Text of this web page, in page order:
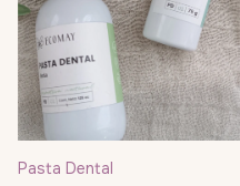
Pasta Dental